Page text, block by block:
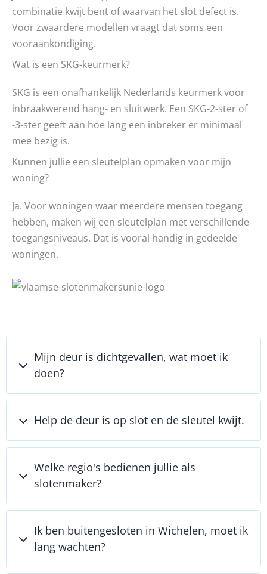
combinatie kwijt bent of waarvan het slot defect is.
Voor zwaardere modellen vraagt dat soms een
vooraankondiging.
Wat is een SKG-keurmerk?
SKG is een onafhankelijk Nederlands keurmerk voor
inbraakwerend hang- en sluitwerk. Een SKG-2-ster of
-3-ster geeft aan hoe lang een inbreker er minimaal
mee bezig is.
Kunnen jullie een sleutelplan opmaken voor mijn
woning?
Ja. Voor woningen waar meerdere mensen toegang
hebben, maken wij een sleutelplan met verschillende
toegangsniveaus. Dat is vooral handig in gedeelde
woningen.
Mijn deur is dichtgevallen, wat moet ik
doen?
Help de deur is op slot en de sleutel kwijt.
Welke regio's bedienen jullie als
slotenmaker?
Ik ben buitengesloten in Wichelen, moet ik
lang wachten?